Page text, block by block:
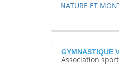
NATURE ET
GYMNASTIQUE
Association